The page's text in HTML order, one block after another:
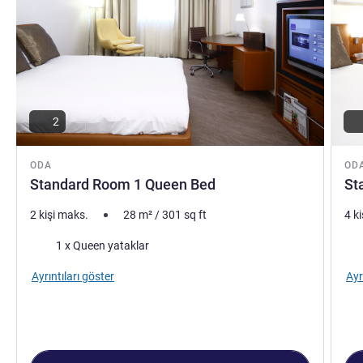
ODA
Standard Room 1 Queen Bed
2
2 kişi maks. 28 m²/301 sq ft
1 x Queen yataklar
Ayrıntıları göster
4